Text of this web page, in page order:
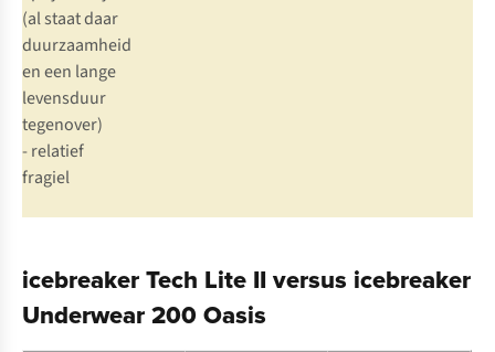
(al staat daar
duurzaamheid
en een lange
levensduur
tegenover)
- relatief
fragiel
icebreaker Tech Lite II versus icebreaker
Underwear 200 Oasis